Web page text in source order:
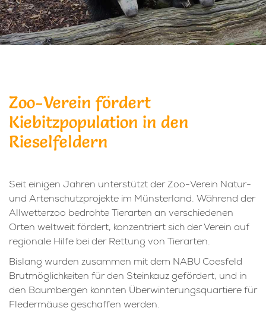
Zoo-Verein fördert
Kiebitzpopulation in den
Rieselfeldern
Seit einigen Jahren unterstützt der Zoo-Verein Natur-
und Artenschutzprojekte im Münsterland. Während der
Allwetterzoo bedrohte Tierarten an verschiedenen
Orten weltweit fördert, konzentriert sich der Verein auf
regionale Hilfe bei der Rettung von Tierarten.
Bislang wurden zusammen mit dem NABU Coesfeld
Brutmöglichkeiten für den Steinkauz gefördert, und in
den Baumbergen konnten Überwinterungsquartiere für
Fledermäuse geschaffen werden.